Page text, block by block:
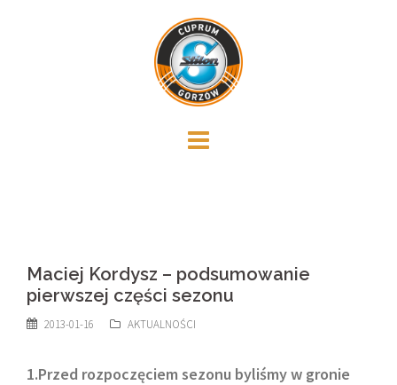
Maciej Kordysz – podsumowanie
pierwszej części sezonu
2013-01-16 AKTUALNOŚCI
1.Przed rozpoczęciem sezonu byliśmy w gronie